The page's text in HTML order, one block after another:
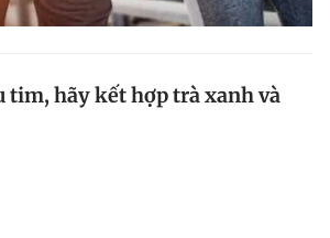
tim, hãy kết hợp trà xanh và